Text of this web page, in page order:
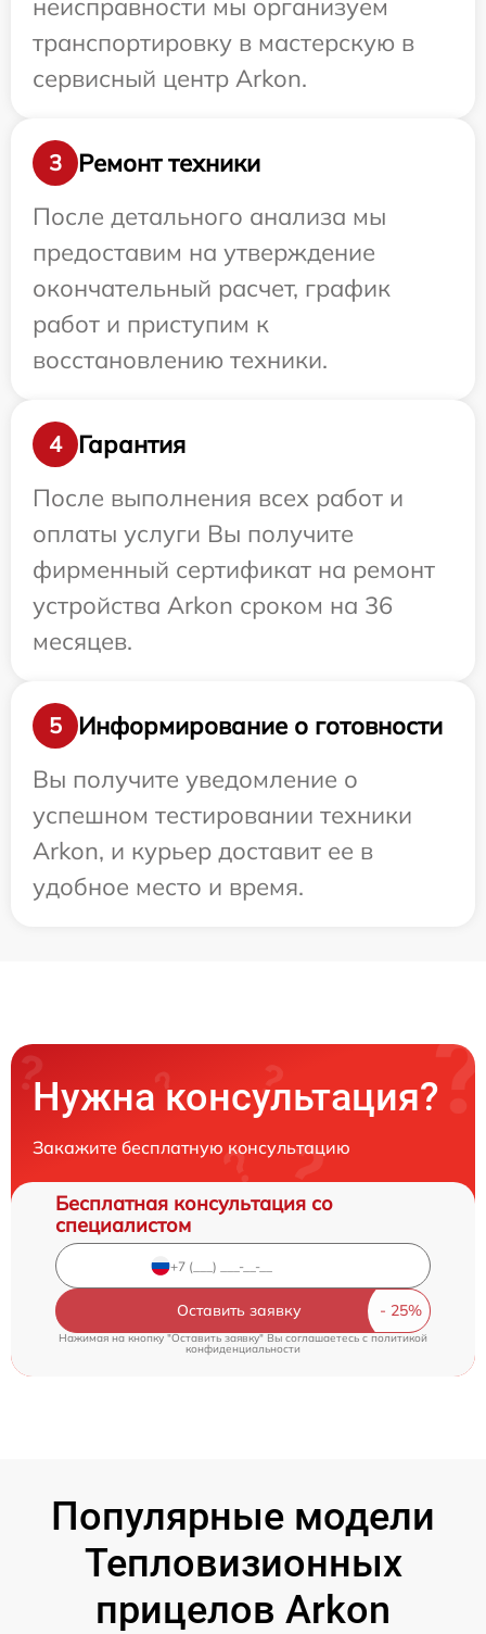
неисправности мы организуем
транспортировку в мастерскую в
сервисный центр Arkon.
3
Ремонт техники
После детального анализа мы
предоставим на утверждение
окончательный расчет, график
работ и приступим к
восстановлению техники.
4
Гарантия
После выполнения всех работ и
оплаты услуги Вы получите
фирменный сертификат на ремонт
устройства Arkon сроком на 36
месяцев.
5
Информирование о готовности
Вы получите уведомление о
успешном тестировании техники
Arkon, и курьер доставит ее в
удобное место и время.
Нужна консультация?
Закажите бесплатную консультацию
Бесплатная консультация со
специалистом
Оставить заявку
Нажимая на кнопку "Оставить заявку" Вы соглашаетесь cполитикой
конфиденциальности
Популярные модели
Тепловизионных
прицелов Arkon